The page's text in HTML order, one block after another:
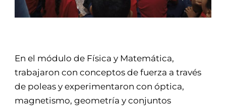
En el módulo de Física y Matemática,
trabajaron con conceptos de fuerza a través
de poleas y experimentaron con óptica,
magnetismo, geometría y conjuntos